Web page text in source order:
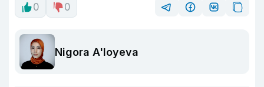
0 0
Nigora A'loyeva